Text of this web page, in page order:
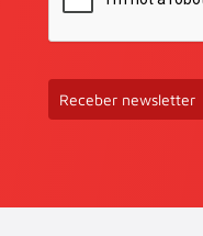
Receber newsletter